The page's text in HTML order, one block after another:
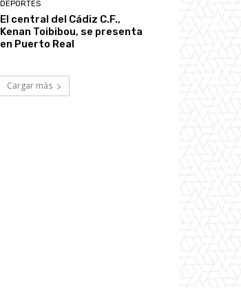
DEPORTES
El central del Cádiz C.F.,
Kenan Toibibou, se presenta
en Puerto Real
Cargar más